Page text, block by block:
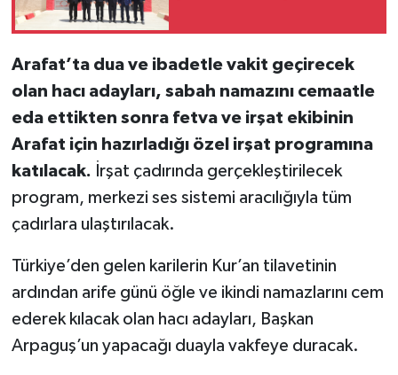
Arafat’ta dua ve ibadetle vakit geçirecek
olan hacı adayları, sabah namazını cemaatle
eda ettikten sonra fetva ve irşat ekibinin
Arafat için hazırladığı özel irşat programına
katılacak. İrşat çadırında gerçekleştirilecek
program, merkezi ses sistemi aracılığıyla tüm
çadırlara ulaştırılacak.
Türkiye’den gelen karilerin Kur’an tilavetinin
ardından arife günü öğle ve ikindi namazlarını cem
ederek kılacak olan hacı adayları, Başkan
Arpaguş’un yapacağı duayla vakfeye duracak.